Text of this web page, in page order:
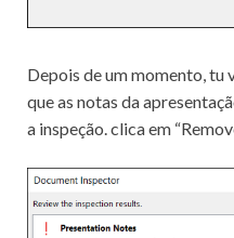
Depois de um momento, tu
que as notas da
a inspeção. clica em